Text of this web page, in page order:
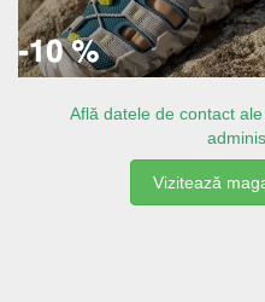
Află datele de contact
Vizitează